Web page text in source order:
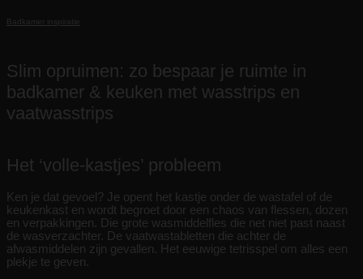
Badkamer inspiratie
Slim opruimen: zo bespaar je ruimte in
badkamer & keuken met wasstrips en
vaatwasstrips
Het ‘volle-kastjes’ probleem
Ken je dat gevoel? Je opent het kastje onder de wastafel of de
keukenkast en wordt begroet door een chaos van flessen, dozen
en verpakkingen. Die grote wasmiddelfles die net niet past naast
de wasverzachter. De vaatwastabletten die achter de
afwasmiddelen zijn gevallen. Het eeuwige tetrisspel om alles een
plekje te geven.